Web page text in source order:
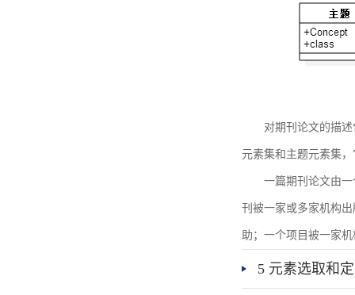
对期刊论文的描
元素集和主题元素集
一篇期刊论文由
刊被一家或多家机构
助；一个项目被一家
5 元素选取和